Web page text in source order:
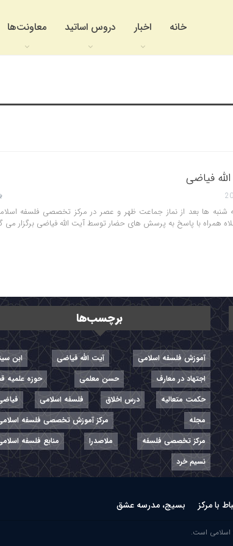
خانه اخبار دروس اساتید معاونت‌ها
فیاضی
ها بعد از نماز جماعت ظهر و عصر در مرکز تخصصی فلسفه
همراه با پاسخ به پرسش های حضار توسط آیت الله فیاضی برگزار می
برچسب‌ها
آموزش فلسفه اسلامی آیت الله فیاضی
ابن
اجتهاد در معارف
حسن معلمی
حوزه علمیه
حکمت متعالیه
درس اخلاق فلسفه اسلامی
مجله
مرکز آموزش تخصصی فلسفه
مرکز تخصصی فلسفه
ملاصدرا
منابع فلسفه
نسیم خرد
با مرکز بسیج، مدرسه عشق
اسلامی است.